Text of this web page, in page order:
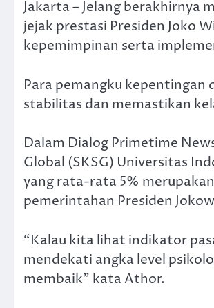
Jakarta – Jelang berakhirnya
jejak prestasi Presiden Joko
kepemimpinan serta
Para pemangku
stabilitas dan memastikan
Dalam Dialog Primetime
Global (SKSG) Universitas
yang rata-rata 5%
pemerintahan Presiden
“Kalau kita lihat indikator
mendekati angka level
membaik” kata Athor.